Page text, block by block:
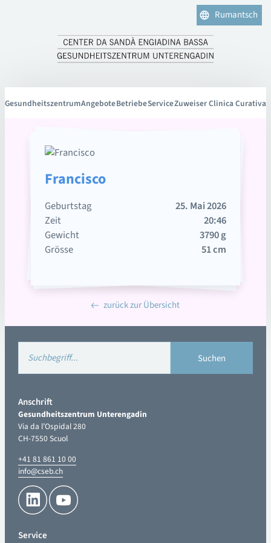
Rumantsch
GesundheitszentrumAngeboteBetriebeServiceZuweiser Clinica Curativa
Francisco
Geburtstag
25. Mai 2026
Zeit
20:46
Gewicht
3790 g
Grösse
51 cm
zurück zur Übersicht
Anschrift
Gesundheitszentrum Unterengadin
Via da l’Ospidal 280
CH-7550 Scuol
+41 81 861 10 00
info@cseb.ch
Service